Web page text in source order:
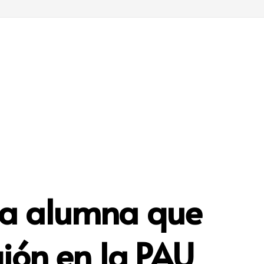
alumna que
en la PAU